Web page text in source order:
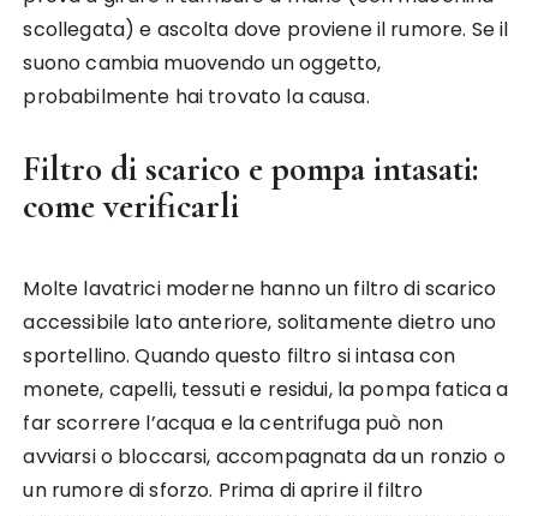
scollegata) e ascolta dove proviene il rumore. Se il
suono cambia muovendo un oggetto,
probabilmente hai trovato la causa.
Filtro di scarico e pompa intasati:
come verificarli
Molte lavatrici moderne hanno un filtro di scarico
accessibile lato anteriore, solitamente dietro uno
sportellino. Quando questo filtro si intasa con
monete, capelli, tessuti e residui, la pompa fatica a
far scorrere l’acqua e la centrifuga può non
avviarsi o bloccarsi, accompagnata da un ronzio o
un rumore di sforzo. Prima di aprire il filtro